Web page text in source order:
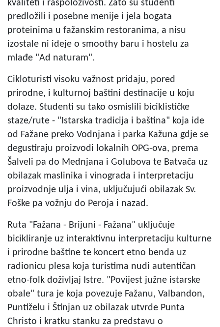
kvaliteti i raspoloživosti. Zato su studenti
predložili i posebne menije i jela bogata
proteinima u fažanskim restoranima, a nisu
izostale ni ideje o smoothy baru i hostelu za
mlađe "Ad naturam".
Cikloturisti visoku važnost pridaju, pored
prirodne, i kulturnoj baštini destinacije u koju
dolaze. Studenti su tako osmislili biciklističke
staze/rute - "Istarska tradicija i baština" koja ide
od Fažane preko Vodnjana i parka Kažuna gdje se
degustiraju proizvodi lokalnih OPG-ova, prema
Šalveli pa do Mednjana i Golubova te Batvača uz
obilazak maslinika i vinograda i interpretaciju
proizvodnje ulja i vina, uključujući obilazak Sv.
Foške pa vožnju do Peroja i nazad.
Ruta "Fažana - Brijuni - Fažana" uključuje
bicikliranje uz interaktivnu interpretaciju kulturne
i prirodne baštine te koncert etno benda uz
radionicu plesa koja turistima nudi autentičan
etno-folk doživljaj Istre. "Povijest južne istarske
obale" tura je koja povezuje Fažanu, Valbandon,
Puntiželu i Štinjan uz obilazak utvrde Punta
Christo i kratku stanku za predstavu o